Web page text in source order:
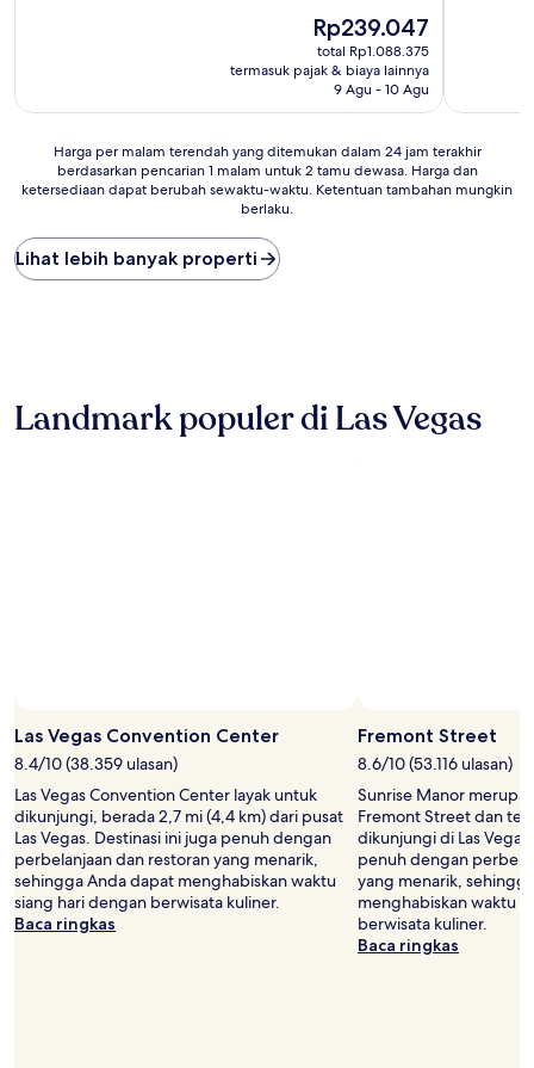
Harga
sekarang
Rp239.047
Rp239.047
total Rp1.088.375
termasuk pajak & biaya lainnya
9 Agu - 10 Agu
ulasan)
Harga
malam
yang
ditemukan
dalam
1
malam
mungkin
berlaku.
Harga per malam terendah yang ditemukan dalam 24 jam terakhir
berdasarkan pencarian 1 malam untuk 2 tamu dewasa. Harga dan
ketersediaan dapat berubah sewaktu-waktu. Ketentuan tambahan mungkin
berlaku.
Lihat lebih banyak properti
Landmark populer di Las Vegas
Las Vegas Convention Center
8.4/10 (38.359 ulasan)
Las Vegas Convention Center layak untuk
dikunjungi, berada 2,7 mi (4,4 km) dari pusat
Las Vegas. Destinasi ini juga penuh dengan
perbelanjaan dan restoran yang menarik,
sehingga Anda dapat menghabiskan waktu
siang hari dengan berwisata kuliner.
Baca ringkas
Fremont Street
8.6/10 (53.116 ulasan)
Sunrise Manor
Fremont Street dan
dikunjungi di Las
penuh dengan
yang menarik,
menghabiskan waktu
berwisata kuliner.
Baca ringkas